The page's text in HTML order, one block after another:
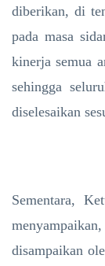
diberikan, di
pada masa
kinerja semua
sehingga
diselesaikan
Sementara,
disampaikan